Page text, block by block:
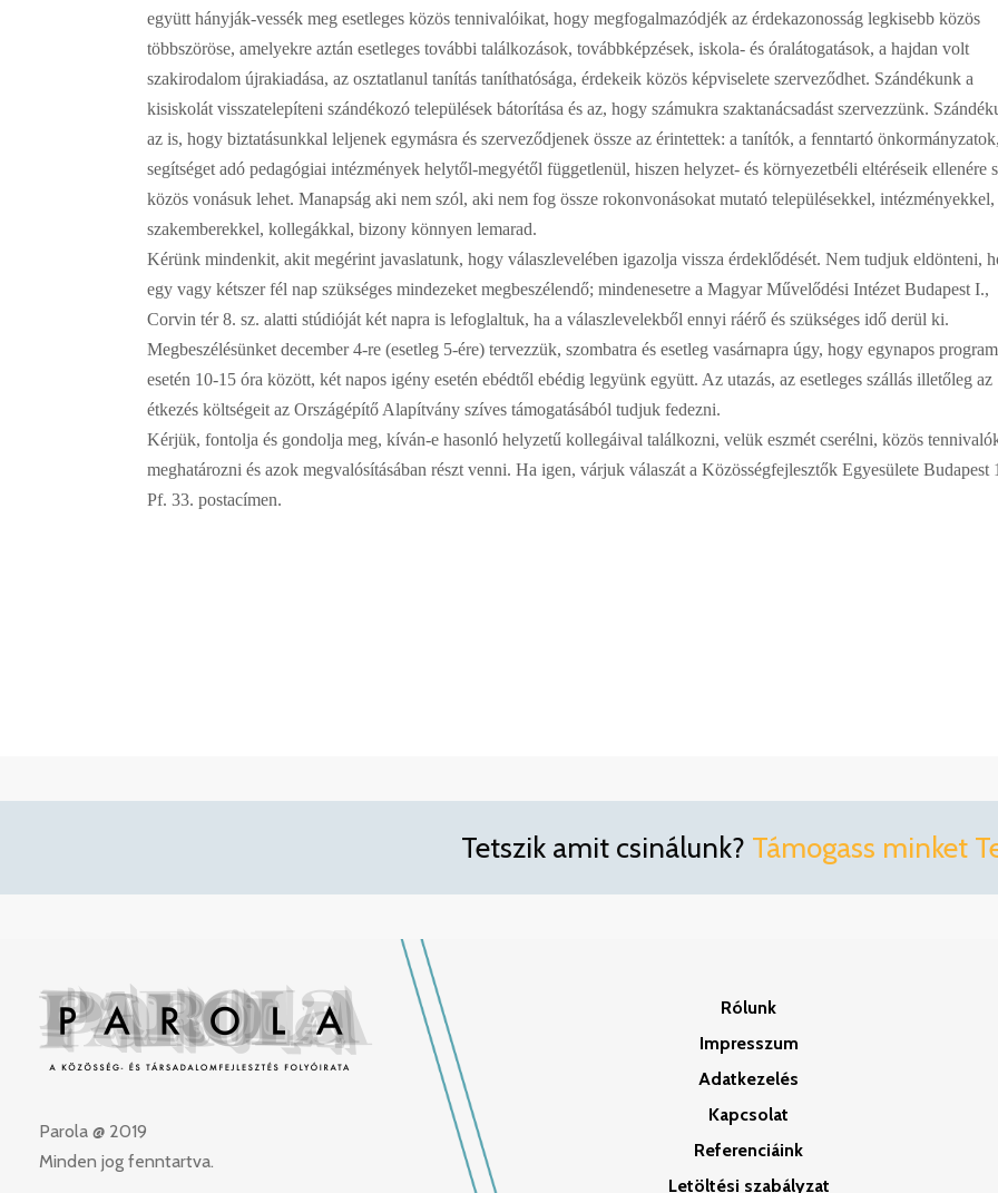
együtt hányják-vessék meg esetleges közös tennivalóikat, hogy megfogalmazódjék az érdekazonosság legkisebb közös
többszöröse, amelyekre aztán esetleges további találkozások, továbbképzések, iskola- és óralátogatások, a hajdan volt
szakirodalom újrakiadása, az osztatlanul tanítás taníthatósága, érdekeik közös képviselete szerveződhet. Szándékunk a
kisiskolát visszatelepíteni szándékozó települések bátorítása és az, hogy számukra szaktanácsadást szervezzünk.
az is, hogy biztatásunkkal leljenek egymásra és szerveződjenek össze az érintettek: a tanítók, a fenntartó
segítséget adó pedagógiai intézmények helytől-megyétől függetlenül, hiszen helyzet- és környezetbéli eltéréseik ellenére
közös vonásuk lehet. Manapság aki nem szól, aki nem fog össze rokonvonásokat mutató településekkel, intézményekkel,
szakemberekkel, kollegákkal, bizony könnyen lemarad.
Kérünk mindenkit, akit megérint javaslatunk, hogy válaszlevelében igazolja vissza érdeklődését. Nem tudjuk eldönteni,
egy vagy kétszer fél nap szükséges mindezeket megbeszélendő; mindenesetre a Magyar Művelődési Intézet Budapest I.,
Corvin tér 8. sz. alatti stúdióját két napra is lefoglaltuk, ha a válaszlevelekből ennyi ráérő és szükséges idő derül ki.
Megbeszélésünket december 4-re (esetleg 5-ére) tervezzük, szombatra és esetleg vasárnapra úgy, hogy egynapos program
esetén 10-15 óra között, két napos igény esetén ebédtől ebédig legyünk együtt. Az utazás, az esetleges szállás illetőleg az
étkezés költségeit az Országépítő Alapítvány szíves támogatásából tudjuk fedezni.
Kérjük, fontolja és gondolja meg, kíván-e hasonló helyzetű kollegáival találkozni, velük eszmét cserélni, közös
meghatározni és azok megvalósításában részt venni. Ha igen, várjuk válaszát a Közösségfejlesztők Egyesülete Budapest
Pf. 33. postacímen.
Tetszik amit csinálunk? Támogass minket
Parola @ 2019
Minden jog fenntartva.
Rólunk
Impresszum
Adatkezelés
Kapcsolat
Referenciáink
Letöltési szabályzat